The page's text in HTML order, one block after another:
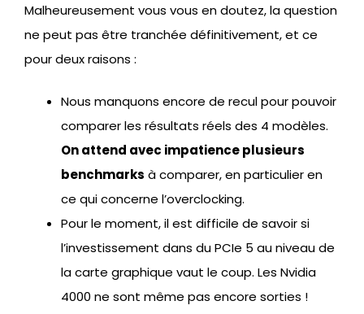
Malheureusement vous vous en doutez, la question
ne peut pas être tranchée définitivement, et ce
pour deux raisons :
Nous manquons encore de recul pour pouvoir
comparer les résultats réels des 4 modèles.
On attend avec impatience plusieurs
benchmarks à comparer, en particulier en
ce qui concerne l’overclocking.
Pour le moment, il est difficile de savoir si
l’investissement dans du PCIe 5 au niveau de
la carte graphique vaut le coup. Les Nvidia
4000 ne sont même pas encore sorties !